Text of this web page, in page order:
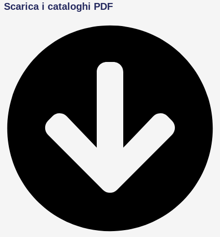
Scarica i cataloghi PDF